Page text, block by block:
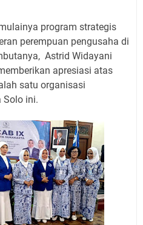
program strategis
perempuan pengusaha di
Astrid Widayani
apresiasi atas
satu organisasi
Solo ini.